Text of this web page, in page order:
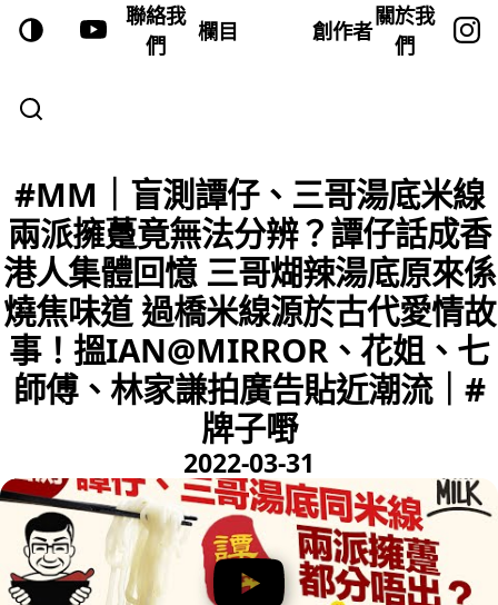
聯絡我
們
欄目 創作者
關於我
們
#MM｜盲測譚仔、三哥湯底米線
兩派擁躉竟無法分辨？譚仔話成香
港人集體回憶 三哥煳辣湯底原來係
燒焦味道 過橋米線源於古代愛情故
事！搵IAN@MIRROR、花姐、七
師傅、林家謙拍廣告貼近潮流｜#
牌子嘢
2022-03-31